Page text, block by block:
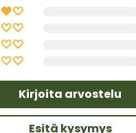
Kirjoita arvostelu
Esitä kysymys